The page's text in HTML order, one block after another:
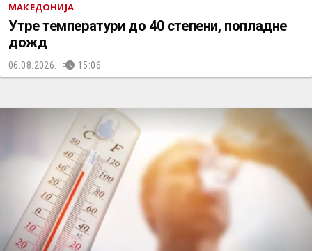
МАКЕДОНИЈА
Утре температури до 40 степени, попладне
дожд
06.08.2026. 15:06